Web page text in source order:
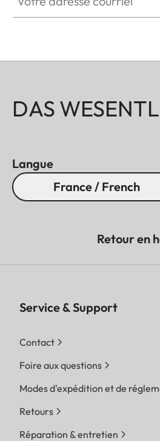
DAS
Langue
France / French
Retour en
Service & Support
Contact
Foire aux questions
Modes d'expédition et de
Retours
Réparation & entretien